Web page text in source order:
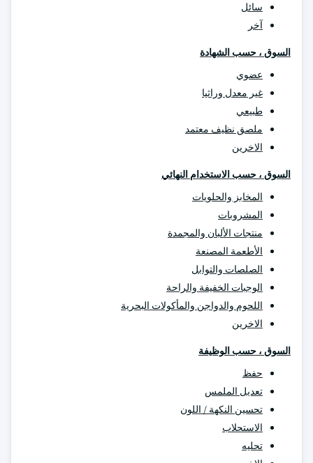
سائل
آخر
السوق ، حسب الشهادة
عضوي
غير معدل وراثيا
طبيعي
ملصق نظيف معتمد
الاخرين
السوق ، حسب الاستخدام النهائي
المخابز والحلويات
المشروبات
منتجات الألبان والمجمدة
الأطعمة المصنعة
الصلصات والتوابل
الوجبات الخفيفة والراحة
اللحوم والدواجن والمأكولات البحرية
الاخرين
السوق ، حسب الوظيفة
حفظ
تعديل الملمس
تحسين النكهة / اللون
الاستحلاب
تحليه